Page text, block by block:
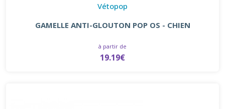
Vétopop
GAMELLE ANTI-GLOUTON POP OS - CHIEN
à partir de
19.19€